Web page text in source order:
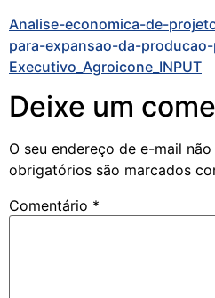
Analise-economica-de-
para-expansao-da-
Executivo_Agroicone_INPUT
Deixe um
O seu endereço de e-mail
obrigatórios são marcados
Comentário *